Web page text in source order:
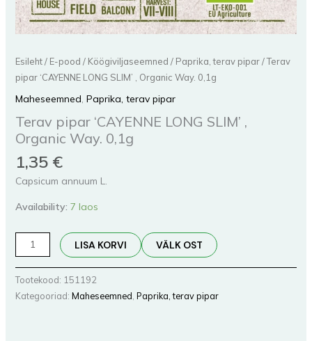
Esileht/ E-pood / Köögiviljaseemned / Paprika, terav pipar/ Terav
pipar ‘CAYENNE LONG SLIM’ , Organic Way. 0,1g
Maheseemned, Paprika, terav pipar
Terav pipar ‘CAYENNE LONG SLIM’ ,
Organic Way. 0,1g
1,35 €
Capsicum annuum L.
Availability: 7 laos
LISA KORVI VÄLK OST
Tootekood: 151192
Kategooriad: Maheseemned Paprika, terav pipar